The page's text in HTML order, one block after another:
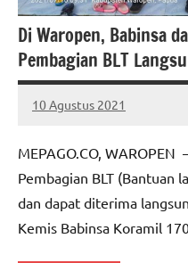
Di Waropen, Babinsa
Pembagian BLT
10 Agustus 2021
MEPAGO
No
MEPAGO.CO,
Pembagian BLT (Bantuan
dan dapat diterima
Kemis Babinsa Koramil